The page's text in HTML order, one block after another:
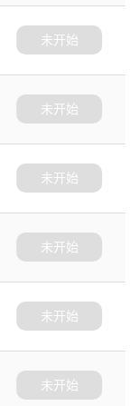
未开始
未开始
未开始
未开始
未开始
未开始